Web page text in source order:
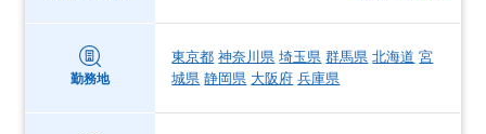
勤務地
東京都 神奈川県 埼玉県 群馬県 北海道 宮
城県 静岡県 大阪府 兵庫県